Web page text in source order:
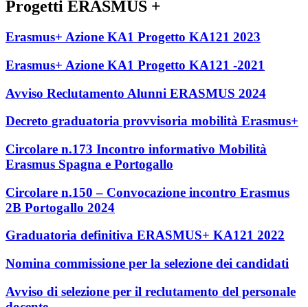
Progetti ERASMUS +
Erasmus+ Azione KA1 Progetto KA121 2023
Erasmus+ Azione KA1 Progetto KA121 -2021
Avviso Reclutamento Alunni ERASMUS 2024
Decreto graduatoria provvisoria mobilità Erasmus+
Circolare n.173 Incontro informativo Mobilità
Erasmus Spagna e Portogallo
Circolare n.150 – Convocazione incontro Erasmus
2B Portogallo 2024
Graduatoria definitiva ERASMUS+ KA121 2022
Nomina commissione per la selezione dei candidati
Avviso di selezione per il reclutamento del personale